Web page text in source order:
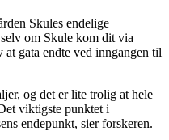
Skules endelige
om Skule kom dit via
at gata endte ved inngangen til
og det er lite trolig at hele
viktigste punktet i
endepunkt, sier forskeren.